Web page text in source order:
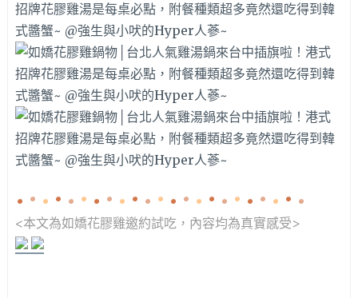
<本文為如嬌花膠雞邀約試吃，內容均為真實感受>